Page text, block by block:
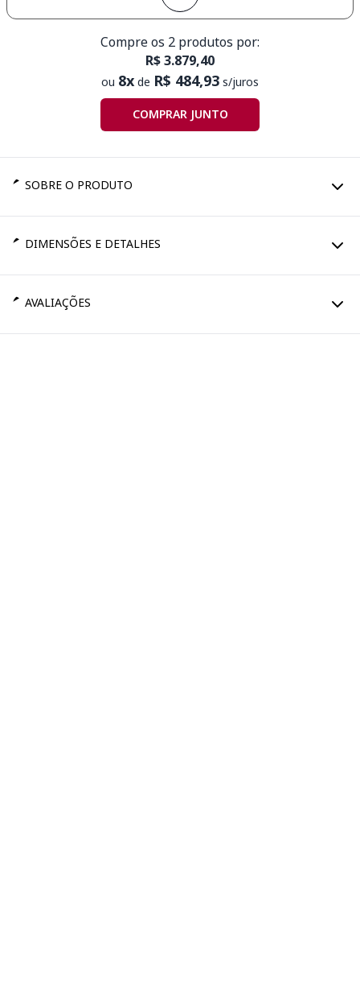
Compre os 2 produtos por:
R$ 3.879,40
ou 8x de R$ 484,93 s/juros
COMPRAR JUNTO
SOBRE O PRODUTO
DIMENSÕES E DETALHES
AVALIAÇÕES